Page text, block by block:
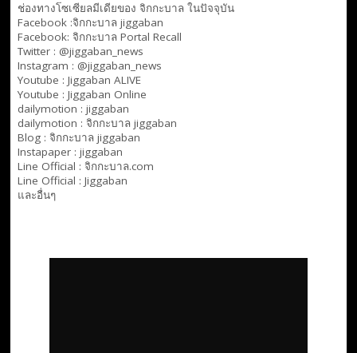
ช่องทางโซเซียลมีเดียของ จิกกะบาล ในปัจจุบัน
Facebook :จิกกะบาล jiggaban
Facebook: จิกกะบาล Portal Recall
Twitter : @jiggaban_news
Instagram : @jiggaban_news
Youtube : Jiggaban ALIVE
Youtube : Jiggaban Online
dailymotion : jiggaban
dailymotion : จิกกะบาล jiggaban
Blog : จิกกะบาล jiggaban
Instapaper : jiggaban
Line Official : จิกกะบาล.com
Line Official : Jiggaban
และอื่นๆ